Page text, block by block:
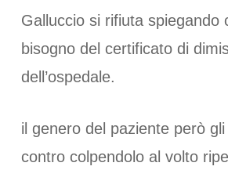
Galluccio si rifiuta spiegando
bisogno del certificato di
dell’ospedale.
il genero del paziente però
contro colpendolo al volto